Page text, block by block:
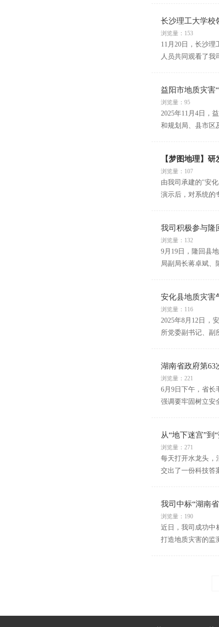
长沙理工大学校
浏览量：153
11月20日，长沙
人员共同观看了
益阳市地质灾害
浏览量：95
2025年11月4日，
和规划局、县市区
【梦图地理】
浏览量：107
由我司承建的"安
演示后，对系统的
我司积极参与隆
浏览量：132
9月19日，隆回县
局副局长蒋卓斌、
安化县地质灾害
浏览量：116
2025年8月12日，
所党委副书记、副
湖南省政府第63
浏览量：221
6月9日下午，省长
强调要牢固树立安
从“地下迷宫”
浏览量：271
每天打开水龙头，
交出了一份科技答
我司中标“湖南
浏览量：190
近日，我司成功中
打造地质灾害的监